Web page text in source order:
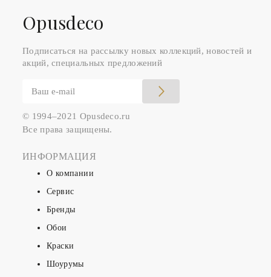
Оpusdeco
Подписаться на рассылку новых коллекций, новостей и
акций, специальных предложений
© 1994–2021 Opusdeco.ru
Все права защищены.
ИНФОРМАЦИЯ
О компании
Сервис
Бренды
Обои
Краски
Шоурумы